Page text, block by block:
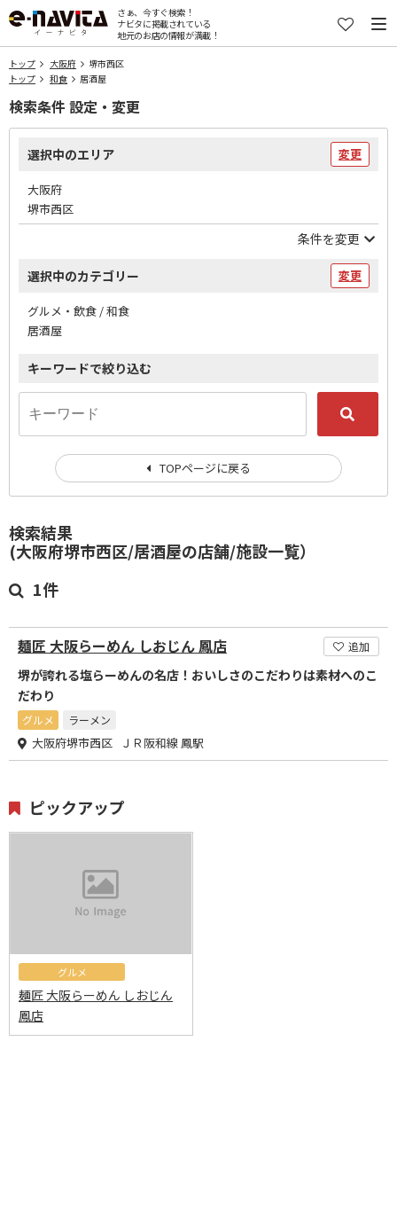
さぁ、今すぐ検索！
ナビタに掲載されている
地元のお店の情報が満載！
トップ 大阪府
堺市西区
トップ
和食 居酒屋
検索結果
(大阪府堺市西区/居酒屋の店舗/施設一覧）
1件
麺匠 大阪らーめん しおじん 鳳店 追加
堺が誇れる塩らーめんの名店！おいしさのこだわりは素材へのこ
だわり
グルメ ラーメン
大阪府堺市西区 ＪＲ阪和線 鳳駅
ピックアップ
グルメ
麺匠 大阪らーめん しおじん
鳳店
検索条件 設定・変更
選択中のエリア 変更
大阪府
堺市西区
条件を変更
選択中のカテゴリー 変更
グルメ・飲食 / 和食
居酒屋
キーワードで絞り込む
TOPページに戻る